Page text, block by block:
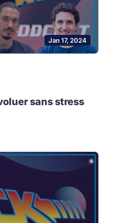
Jan 17, 2024
sans stress